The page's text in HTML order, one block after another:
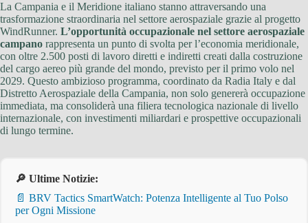
La Campania e il Meridione italiano stanno attraversando una
trasformazione straordinaria nel settore aerospaziale grazie al progetto
WindRunner. L’opportunità occupazionale nel settore aerospaziale
campano rappresenta un punto di svolta per l’economia meridionale,
con oltre 2.500 posti di lavoro diretti e indiretti creati dalla costruzione
del cargo aereo più grande del mondo, previsto per il primo volo nel
2029. Questo ambizioso programma, coordinato da Radia Italy e dal
Distretto Aerospaziale della Campania, non solo genererà occupazione
immediata, ma consoliderà una filiera tecnologica nazionale di livello
internazionale, con investimenti miliardari e prospettive occupazionali
di lungo termine.
🔎 Ultime Notizie:
📄 BRV Tactics SmartWatch: Potenza Intelligente al Tuo Polso
per Ogni Missione